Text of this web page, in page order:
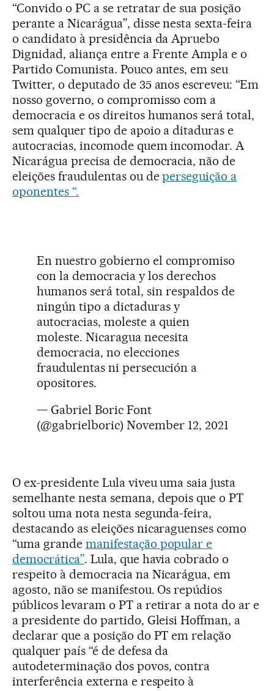
“Convido o PC a se retratar de sua posição
perante a Nicarágua”, disse nesta sexta-feira
o candidato à presidência da Apruebo
Dignidad, aliança entre a Frente Ampla e o
Partido Comunista. Pouco antes, em seu
Twitter, o deputado de 35 anos escreveu: “Em
nosso governo, o compromisso com a
democracia e os direitos humanos será total,
sem qualquer tipo de apoio a ditaduras e
autocracias, incomode quem incomodar. A
Nicarágua precisa de democracia, não de
eleições fraudulentas ou deperseguição a
oponentes “.
En nuestro gobierno el compromiso
con la democracia y los derechos
humanos será total, sin respaldos de
ningún tipo a dictaduras y
autocracias, moleste a quien
moleste. Nicaragua necesita
democracia, no elecciones
fraudulentas ni persecución a
opositores.
— Gabriel Boric Font
(@gabrielboric) November 12, 2021
O ex-presidente Lula viveu uma saia justa
semelhante nesta semana, depois que o PT
soltou uma nota nesta segunda-feira,
destacando as eleições nicaraguenses como
“uma grande manifestação popular e
democrática”. Lula, que havia cobrado o
respeito à democracia na Nicarágua, em
agosto, não se manifestou. Os repúdios
públicos levaram o PT a retirar a nota do ar e
a presidente do partido, Gleisi Hoffman, a
declarar que a posição do PT em relação
qualquer país “é de defesa da
autodeterminação dos povos, contra
interferência externa e respeito à